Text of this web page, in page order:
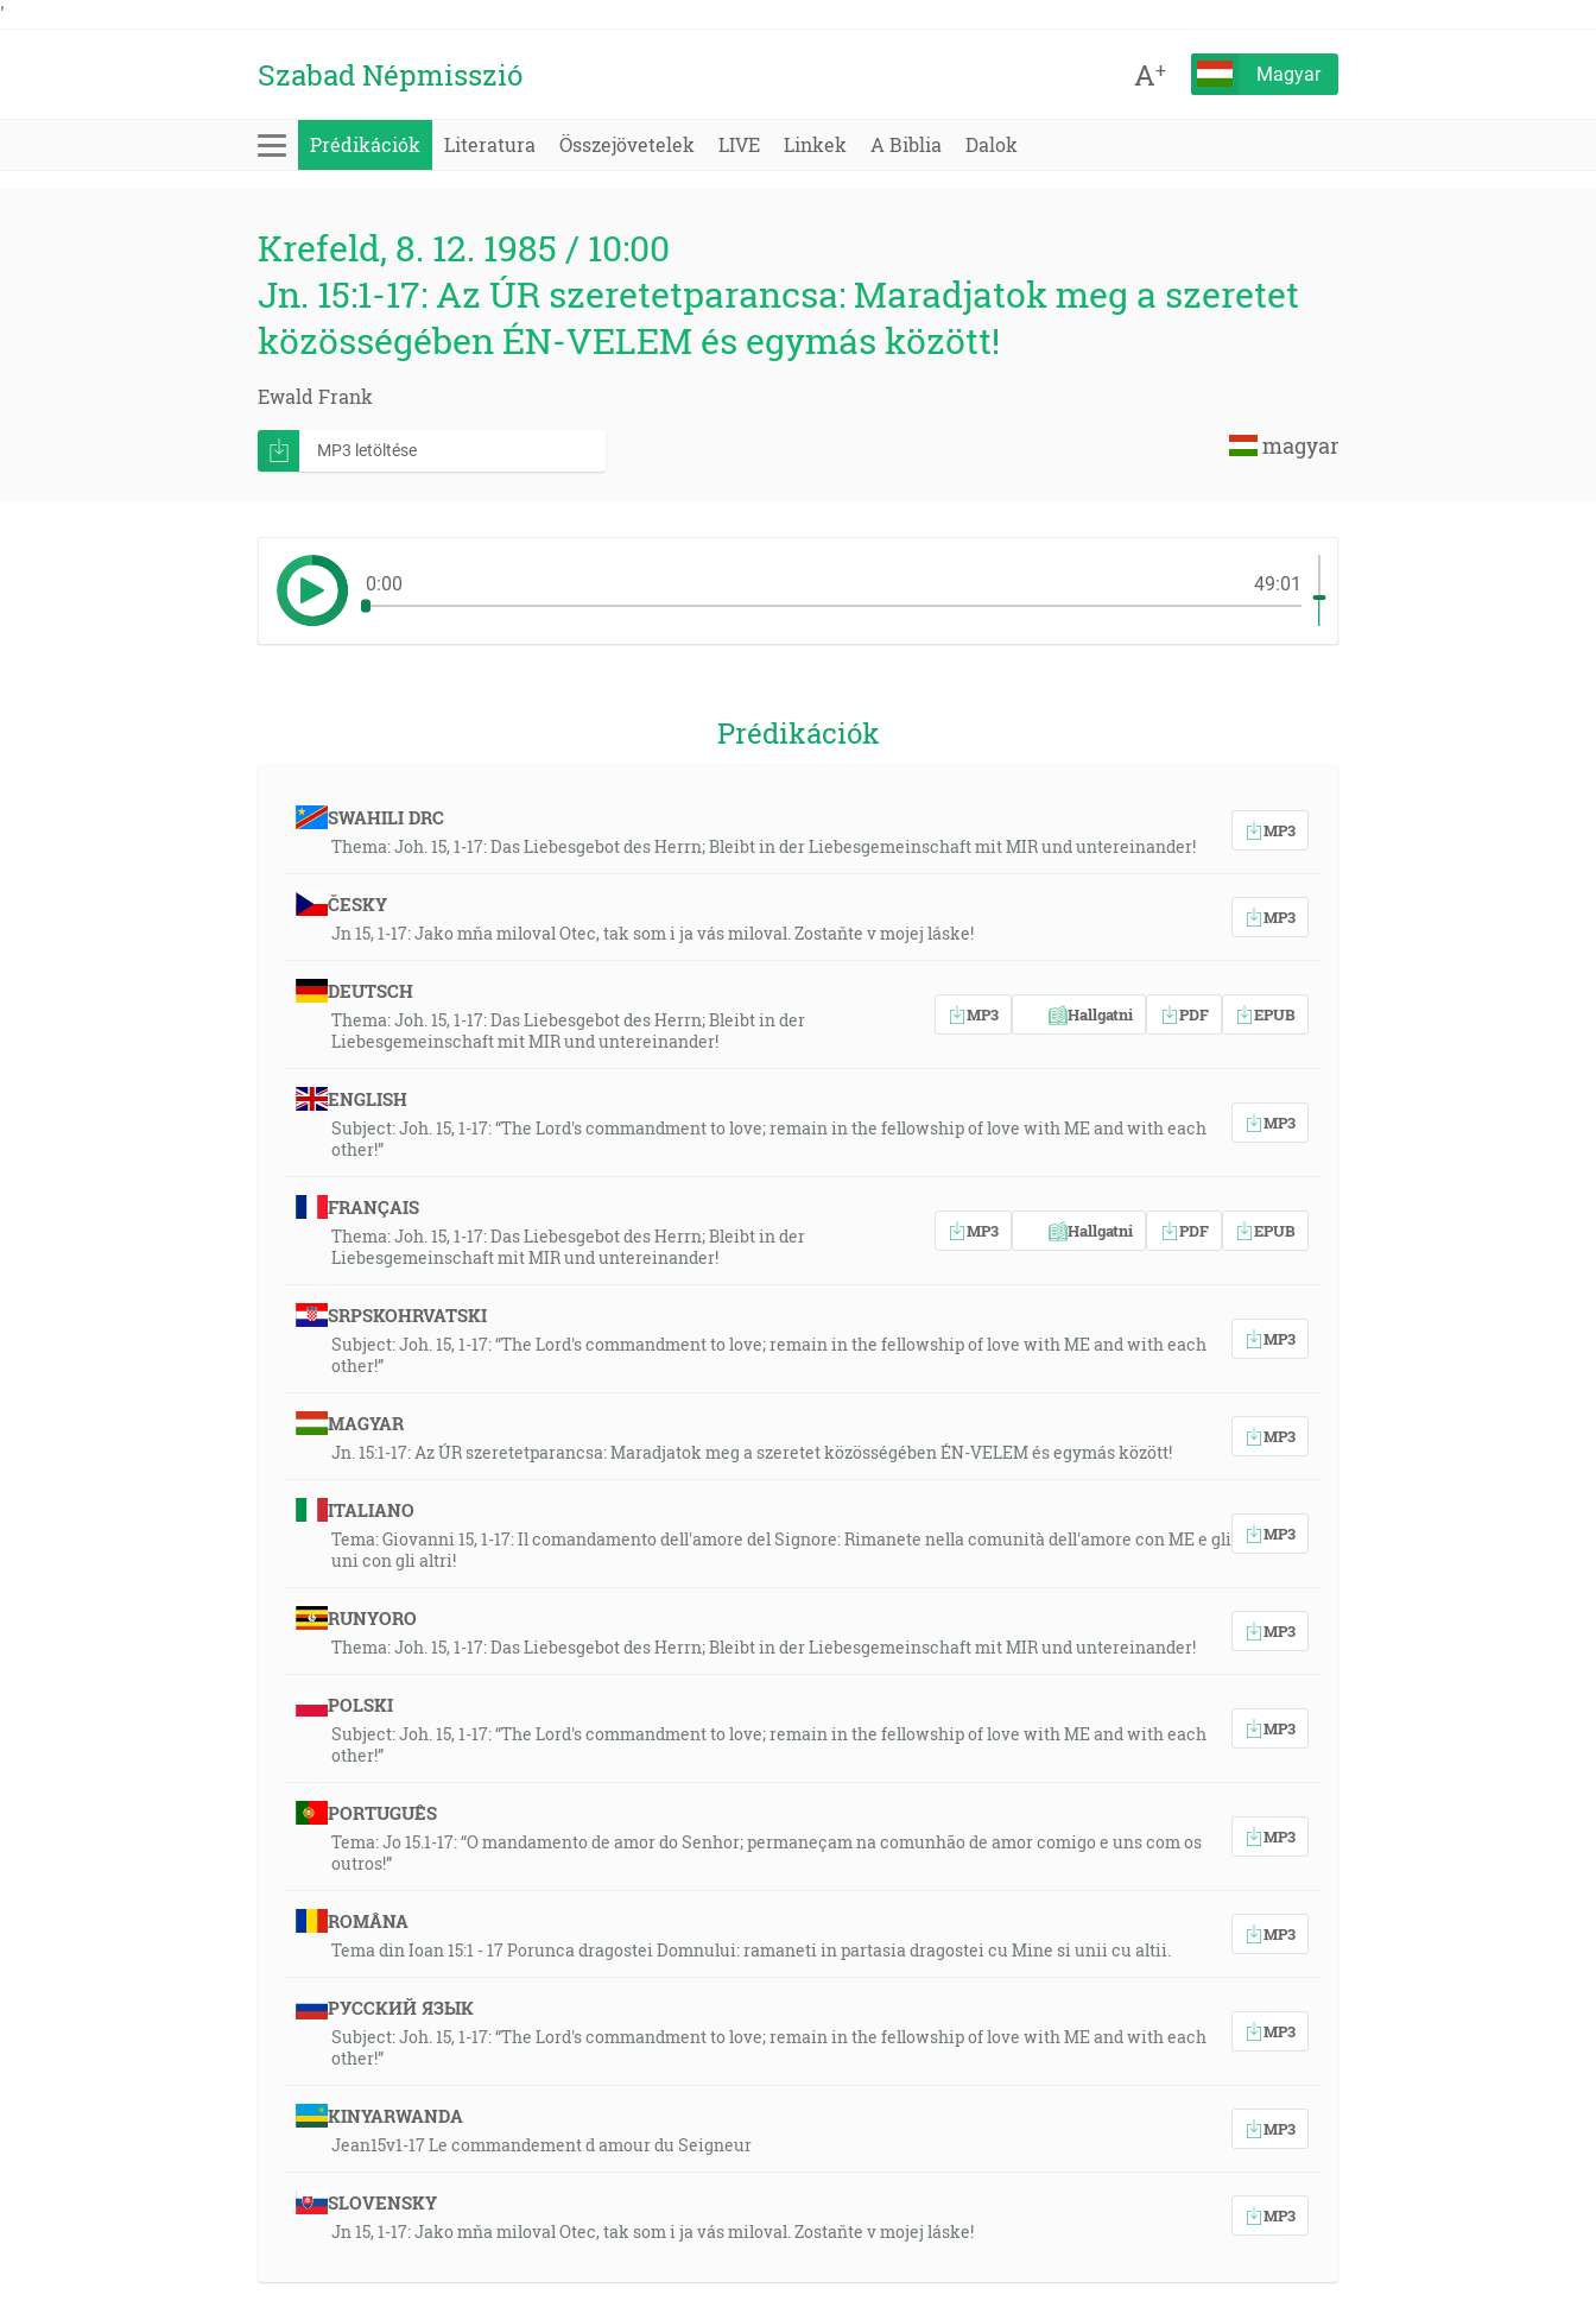
'
Szabad Népmisszió A+ Magyar
Prédikációk Literatura Összejövetelek LIVE Linkek A Biblia Dalok
Krefeld, 8. 12. 1985 / 10:00
Jn. 15:1-17: Az ÚR szeretetparancsa: Maradjatok meg a szeretet
közösségében ÉN-VELEM és egymás között!
Ewald Frank
magyar
MP3 letöltése
0:00 49:01
Prédikációk
SWAHILI DRC
Thema: Joh. 15, 1-17: Das Liebesgebot des Herrn; Bleibt in der Liebesgemeinschaft mit MIR und untereinander!
MP3
ČESKY
Jn 15, 1-17: Jako mňa miloval Otec, tak som i ja vás miloval. Zostaňte v mojej láske!
MP3
DEUTSCH
Thema: Joh. 15, 1-17: Das Liebesgebot des Herrn; Bleibt in der
Liebesgemeinschaft mit MIR und untereinander!
MP3 Hallgatni PDF EPUB
ENGLISH
Subject: Joh. 15, 1-17: “The Lord's commandment to love; remain in the fellowship of love with ME and with each
other!”
MP3
FRANÇAIS
Thema: Joh. 15, 1-17: Das Liebesgebot des Herrn; Bleibt in der
Liebesgemeinschaft mit MIR und untereinander!
MP3 Hallgatni PDF EPUB
SRPSKOHRVATSKI
Subject: Joh. 15, 1-17: “The Lord's commandment to love; remain in the fellowship of love with ME and with each
other!”
MP3
MAGYAR
Jn. 15:1-17: Az ÚR szeretetparancsa: Maradjatok meg a szeretet közösségében ÉN-VELEM és egymás között!
MP3
ITALIANO
Tema: Giovanni 15, 1-17: Il comandamento dell'amore del Signore: Rimanete nella comunità dell'amore con ME e gli
uni con gli altri!
MP3
RUNYORO
Thema: Joh. 15, 1-17: Das Liebesgebot des Herrn; Bleibt in der Liebesgemeinschaft mit MIR und untereinander!
MP3
POLSKI
Subject: Joh. 15, 1-17: “The Lord's commandment to love; remain in the fellowship of love with ME and with each
other!”
MP3
PORTUGUÊS
Tema: Jo 15.1-17: “O mandamento de amor do Senhor; permaneçam na comunhão de amor comigo e uns com os
outros!”
MP3
ROMÂNA
Tema din Ioan 15:1 - 17 Porunca dragostei Domnului: ramaneti in partasia dragostei cu Mine si unii cu altii.
MP3
РУССКИЙ ЯЗЫК
Subject: Joh. 15, 1-17: “The Lord's commandment to love; remain in the fellowship of love with ME and with each
other!”
MP3
KINYARWANDA
Jean15v1-17 Le commandement d amour du Seigneur
MP3
SLOVENSKY
Jn 15, 1-17: Jako mňa miloval Otec, tak som i ja vás miloval. Zostaňte v mojej láske!
MP3